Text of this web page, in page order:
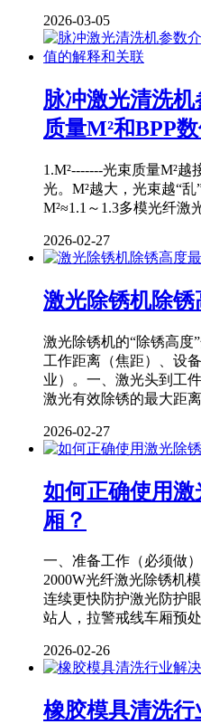
2026-03-05
脉冲激光清洗
质量M²和BPP
1.M²-------光束质量M²
光。M²越大，光束越“
M²≈1.1～1.3多模光纤激
2026-02-27
激光除锈机除
激光除锈机的“除锈高度
工作距离（焦距）、设
业）。一、激光头到工
激光有效除锈的最大距
2026-02-27
如何正确使用
厢？
一、准备工作（必须做
2000W光纤激光除锈机
连续更快防护激光防护
站人，拉警戒线车厢预
2026-02-26
橡胶模具清洗